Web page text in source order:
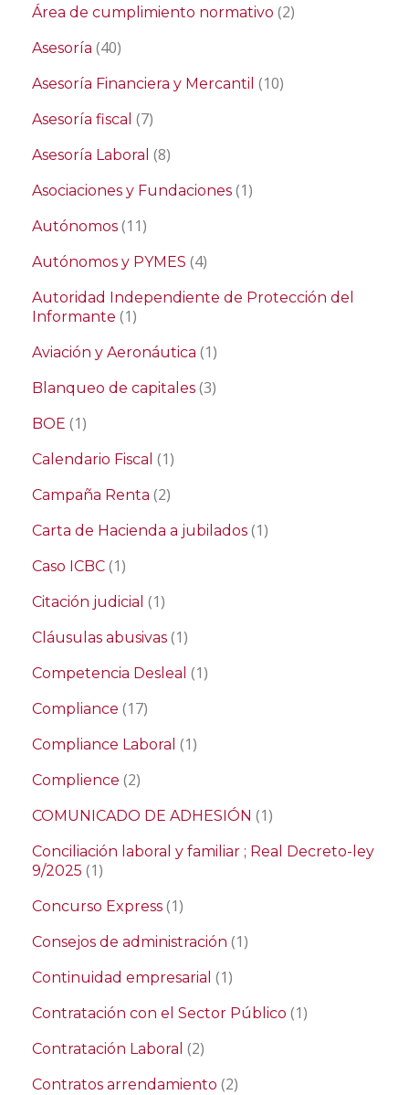
Área de cumplimiento normativo (2)
Asesoría (40)
Asesoría Financiera y Mercantil (10)
Asesoría fiscal (7)
Asesoría Laboral (8)
Asociaciones y Fundaciones (1)
Autónomos (11)
Autónomos y PYMES (4)
Autoridad Independiente de Protección del
Informante (1)
Aviación y Aeronáutica (1)
Blanqueo de capitales (3)
BOE (1)
Calendario Fiscal (1)
Campaña Renta (2)
Carta de Hacienda a jubilados (1)
Caso ICBC (1)
Citación judicial (1)
Cláusulas abusivas (1)
Competencia Desleal (1)
Compliance (17)
Compliance Laboral (1)
Complience (2)
COMUNICADO DE ADHESIÓN (1)
Conciliación laboral y familiar ; Real Decreto-ley
9/2025 (1)
Concurso Express (1)
Consejos de administración (1)
Continuidad empresarial (1)
Contratación con el Sector Público (1)
Contratación Laboral (2)
Contratos arrendamiento (2)